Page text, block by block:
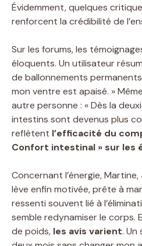
Évidemment, quelques
renforcent la crédibilité de
Sur les forums, les
éloquents. Un utilisateur
de ballonnements
mon ventre est apaisé. »
autre personne : « Dès la
intestins sont devenus plus
reflètent l’efficacité du
Confort intestinal » sur les
Concernant l’énergie,
lève enfin motivée, prête à
ressenti souvent lié à
semble redynamiser le corps.
de poids, les avis varient. Un